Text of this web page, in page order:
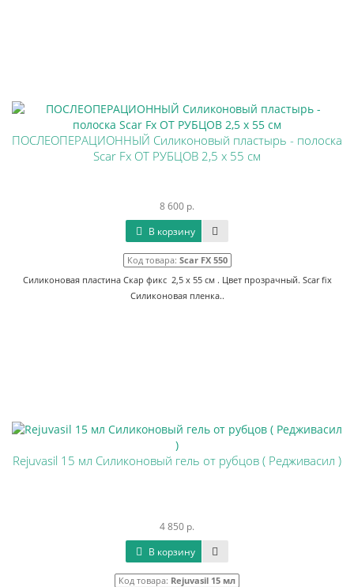
ПОСЛЕОПЕРАЦИОННЫЙ Силиконовый пластырь - полоска
Scar Fx ОТ РУБЦОВ 2,5 х 55 см
8 600 р.
В корзину
Код товара: Scar FX 550
Силиконовая пластина Скар фикс 2,5 х 55 см . Цвет прозрачный. Scar fix
Силиконовая пленка..
Rejuvasil 15 мл Силиконовый гель от рубцов ( Редживасил )
4 850 р.
В корзину
Код товара: Rejuvasil 15 мл